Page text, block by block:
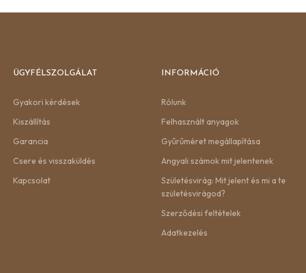
ÜGYFÉLSZOLGÁLAT
Gyakori kérdések
Kiszállítás
Garancia
Csere és visszaküldés
Kapcsolat
INFORMÁCIÓ
Rólunk
Felhasznált anyagok
Gyűrűméret megállapítása
Angyali számok mit jelentenek
Születésvirág: Mit jelent és mi a te
születésvirágod?
Szerződési feltételek
Adatkezelés